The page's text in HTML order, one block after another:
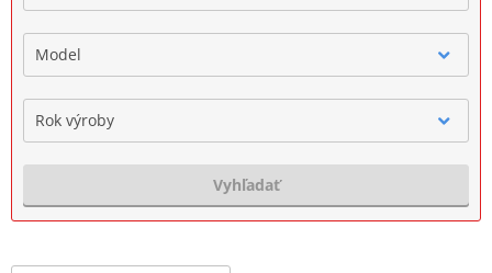
Model
Rok výroby
Vyhľadať